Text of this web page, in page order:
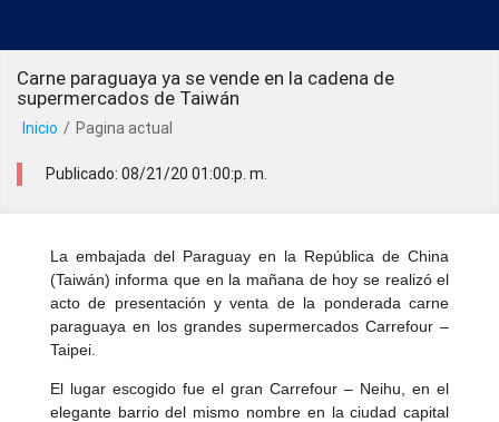
Carne paraguaya ya se vende en la cadena de
supermercados de Taiwán
Inicio / Pagina actual
Publicado: 08/21/20 01:00:p. m.
La embajada del Paraguay en la República de China
(Taiwán) informa que en la mañana de hoy se realizó el
acto de presentación y venta de la ponderada carne
paraguaya en los grandes supermercados Carrefour –
Taipei.
El lugar escogido fue el gran Carrefour – Neihu, en el
elegante barrio del mismo nombre en la ciudad capital